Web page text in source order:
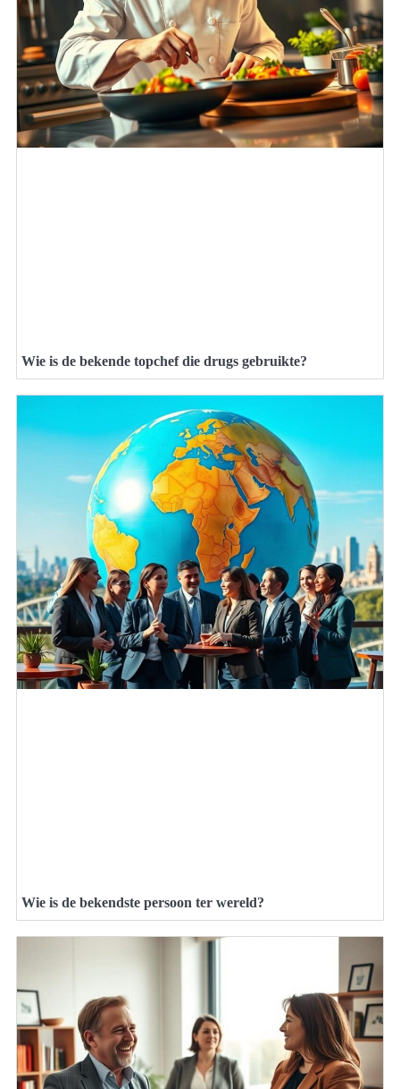
Wie is de bekende topchef die drugs gebruikte?
Wie is de bekendste persoon ter wereld?